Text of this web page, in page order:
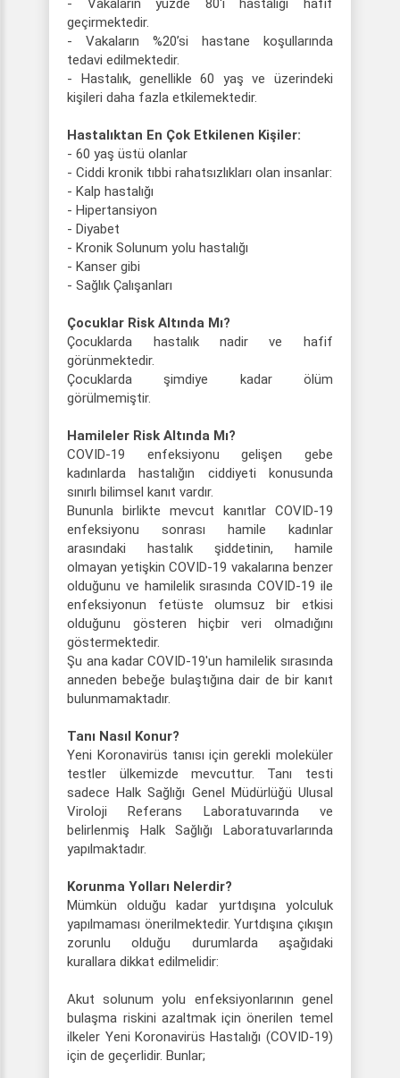
- Vakaların yüzde 80'i hastalığı hafif
geçirmektedir.
- Vakaların %20’si hastane koşullarında
tedavi edilmektedir.
- Hastalık, genellikle 60 yaş ve üzerindeki
kişileri daha fazla etkilemektedir.
Hastalıktan En Çok Etkilenen Kişiler:
- 60 yaş üstü olanlar
- Ciddi kronik tıbbi rahatsızlıkları olan insanlar:
- Kalp hastalığı
- Hipertansiyon
- Diyabet
- Kronik Solunum yolu hastalığı
- Kanser gibi
- Sağlık Çalışanları
Çocuklar Risk Altında Mı?
Çocuklarda hastalık nadir ve hafif
görünmektedir.
Çocuklarda şimdiye kadar ölüm
görülmemiştir.
Hamileler Risk Altında Mı?
COVID-19 enfeksiyonu gelişen gebe
kadınlarda hastalığın ciddiyeti konusunda
sınırlı bilimsel kanıt vardır.
Bununla birlikte mevcut kanıtlar COVID-19
enfeksiyonu sonrası hamile kadınlar
arasındaki hastalık şiddetinin, hamile
olmayan yetişkin COVID-19 vakalarına benzer
olduğunu ve hamilelik sırasında COVID-19 ile
enfeksiyonun fetüste olumsuz bir etkisi
olduğunu gösteren hiçbir veri olmadığını
göstermektedir.
Şu ana kadar COVID-19'un hamilelik sırasında
anneden bebeğe bulaştığına dair de bir kanıt
bulunmamaktadır.
Tanı Nasıl Konur?
Yeni Koronavirüs tanısı için gerekli moleküler
testler ülkemizde mevcuttur. Tanı testi
sadece Halk Sağlığı Genel Müdürlüğü Ulusal
Viroloji Referans Laboratuvarında ve
belirlenmiş Halk Sağlığı Laboratuvarlarında
yapılmaktadır.
Korunma Yolları Nelerdir?
Mümkün olduğu kadar yurtdışına yolculuk
yapılmaması önerilmektedir. Yurtdışına çıkışın
zorunlu olduğu durumlarda aşağıdaki
kurallara dikkat edilmelidir:
Akut solunum yolu enfeksiyonlarının genel
bulaşma riskini azaltmak için önerilen temel
ilkeler Yeni Koronavirüs Hastalığı (COVID-19)
için de geçerlidir. Bunlar;